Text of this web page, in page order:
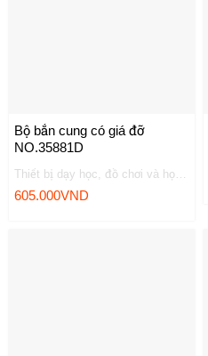
Bộ bắn cung có giá đỡ
NO.35881D
605.000VND